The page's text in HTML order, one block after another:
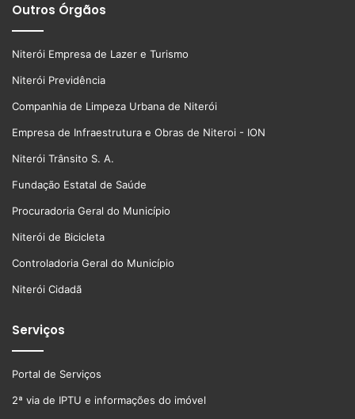
Outros Órgãos
Niterói Empresa de Lazer e Turismo
Niterói Previdência
Companhia de Limpeza Urbana de Niterói
Empresa de Infraestrutura e Obras de Niteroi - ION
Niterói Trânsito S. A.
Fundação Estatal de Saúde
Procuradoria Geral do Município
Niterói de Bicicleta
Controladoria Geral do Município
Niterói Cidadã
Serviços
Portal de Serviços
2ª via de IPTU e informações do imóvel